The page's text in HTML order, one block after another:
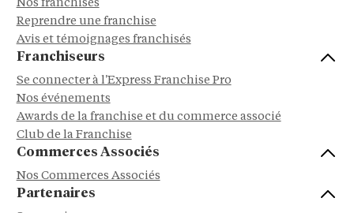
Nos franchises
Reprendre une franchise
Avis et témoignages franchisés
Franchiseurs
Se connecter à l'Express Franchise Pro
Nos événements
Awards de la franchise et du commerce associé
Club de la Franchise
Commerces Associés
Nos Commerces Associés
Partenaires